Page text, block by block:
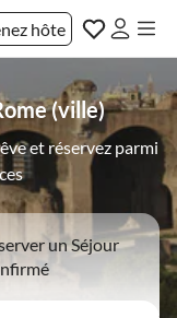
hôte
(ville)
et réservez parmi
un Séjour